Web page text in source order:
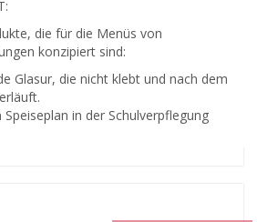
die für die Menüs von
konzipiert sind:
Glasur, die nicht klebt und nach dem
in der Schulverpflegung